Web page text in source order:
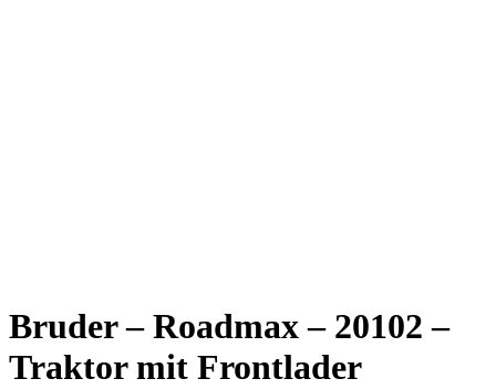
Bruder – Roadmax – 20102 –
Traktor mit Frontlader